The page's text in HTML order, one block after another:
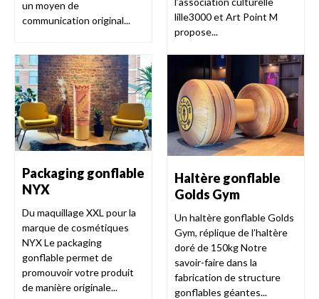
un moyen de
communication original...
lille3000 et Art Point M
propose...
Packaging gonflable
NYX
Du maquillage XXL pour la
marque de cosmétiques
NYX Le packaging
gonflable permet de
promouvoir votre produit
de manière originale...
Haltère gonflable
Golds Gym
Un haltère gonflable Golds
Gym, réplique de l’haltère
doré de 150kg Notre
savoir-faire dans la
fabrication de structure
gonflables géantes...